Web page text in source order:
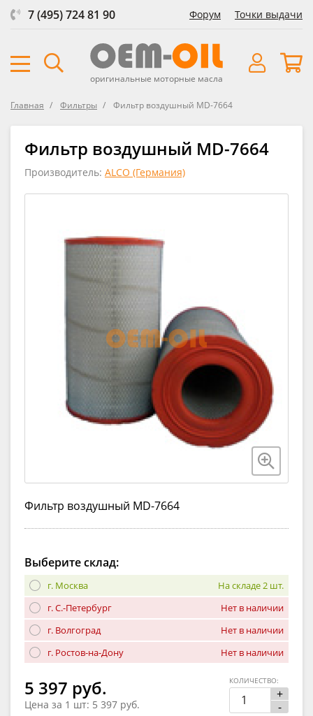
7 (495) 724 81 90 Форум Точки выдачи
оригинальные моторные масла
Главная Фильтры Фильтр воздушный MD-7664
Фильтр воздушный MD-7664
Производитель: ALCO (Германия)
Фильтр воздушный MD-7664
Выберите склад:
г. Москва
На складе 2 шт.
г. С.-Петербург
Нет в наличии
г. Волгоград
Нет в наличии
г. Ростов-на-Дону
Нет в наличии
5 397 руб.
Цена за 1 шт: 5 397 руб.
+
-
КОЛИЧЕСТВО: